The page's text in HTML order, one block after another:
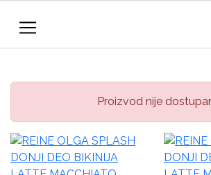
Proizvod nije